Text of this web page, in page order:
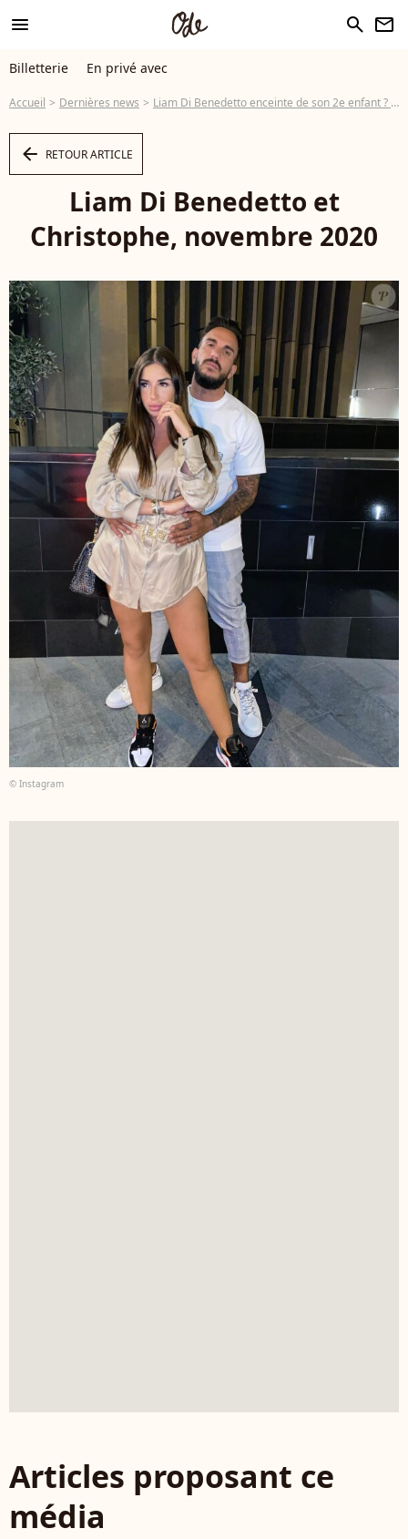
menu search newsletter
Billetterie En privé avec
Accueil Dernières news Liam Di Benedetto enceinte de son 2e enfant ? Une photo sème le doute
arrow_left RETOUR ARTICLE
Liam Di Benedetto et
Christophe, novembre 2020
© Instagram
Articles proposant ce
média